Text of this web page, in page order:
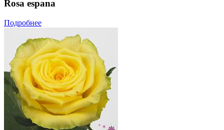
Rosa espana
Подробнее